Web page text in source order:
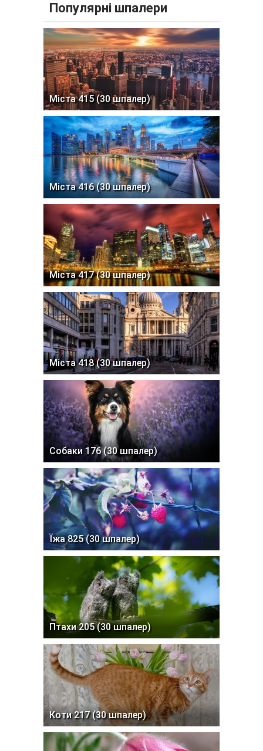
Популярні шпалери
Міста 415 (30 шпалер)
Міста 416 (30 шпалер)
Міста 417 (30 шпалер)
Міста 418 (30 шпалер)
Собаки 176 (30 шпалер)
Їжа 825 (30 шпалер)
Птахи 205 (30 шпалер)
Коти 217 (30 шпалер)